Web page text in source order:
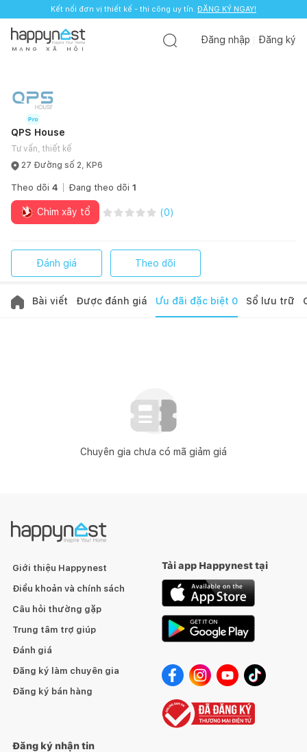
Kết nối đơn vị thiết kế - thi công uy tín. ĐĂNG KÝ NGAY!
M Ạ N G X Ã H Ộ I
Đăng nhập Đăng ký
QPS House
Tư vấn, thiết kế
27 Đường số 2, KP6
Theo dõi 4 Đang theo dõi 1
Chim xây tổ (0)
Đánh giá Theo dõi
Bài viết Được đánh giá Ưu đãi đặc biệt 0 Sổ lưu trữ
Chuyên gia chưa có mã giảm giá
Giới thiệu Happynest
Điều khoản và chính sách
Câu hỏi thường gặp
Trung tâm trợ giúp
Đánh giá
Đăng ký làm chuyên gia
Đăng ký bán hàng
Tải app Happynest tại
Đăng ký nhận tin